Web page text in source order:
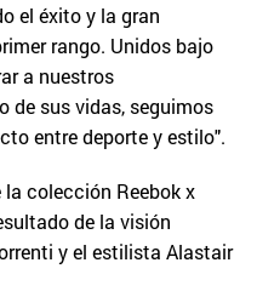
el éxito y la gran
rango. Unidos bajo
a nuestros
de sus vidas, seguimos
entre deporte y estilo".
colección Reebok x
de la visión
y el estilista Alastair